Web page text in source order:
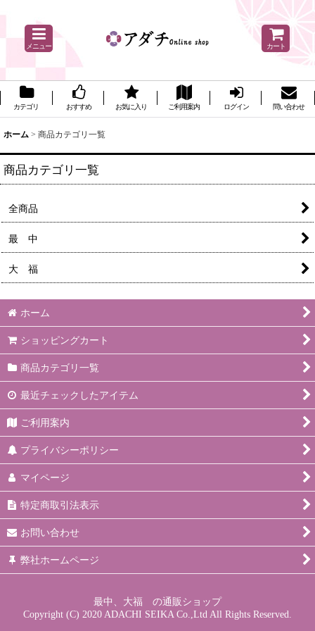
メニュー カート
カテゴリ おすすめ お気に入り ご利用案内 ログイン 問い合わせ
ホーム > 商品カテゴリ一覧
商品カテゴリ一覧
全商品
最 中
大 福
ホーム
ショッピングカート
商品カテゴリ一覧
最近チェックしたアイテム
ご利用案内
プライバシーポリシー
マイページ
特定商取引法表示
お問い合わせ
弊社ホームページ
最中、大福 の通販ショップ
Copyright (C) 2020 ADACHI SEIKA Co.,Ltd All Rights Reserved.